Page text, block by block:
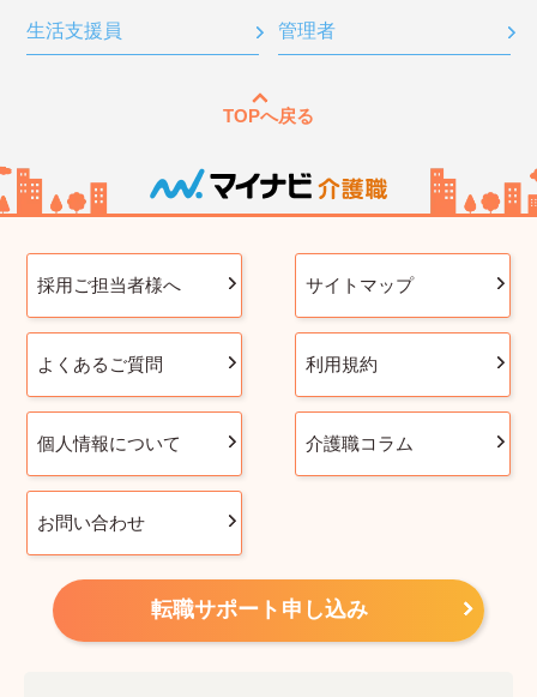
生活支援員 管理者
TOPへ戻る
採用ご担当者様へ サイトマップ
よくあるご質問 利用規約
個人情報について 介護職コラム
お問い合わせ
転職サポート申し込み